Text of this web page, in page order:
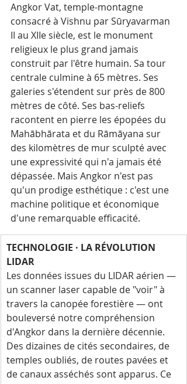
Angkor Vat, temple-montagne
consacré à Vishnu par Sūryavarman
II au XIIe siècle, est le monument
religieux le plus grand jamais
construit par l'être humain. Sa tour
centrale culmine à 65 mètres. Ses
galeries s'étendent sur près de 800
mètres de côté. Ses bas-reliefs
racontent en pierre les épopées du
Mahābhārata et du Rāmāyana sur
des kilomètres de mur sculpté avec
une expressivité qui n'a jamais été
dépassée. Mais Angkor n'est pas
qu'un prodige esthétique : c'est une
machine politique et économique
d'une remarquable efficacité.
TECHNOLOGIE · LA RÉVOLUTION
LIDAR
Les données issues du LIDAR aérien —
un scanner laser capable de "voir" à
travers la canopée forestière — ont
bouleversé notre compréhension
d'Angkor dans la dernière décennie.
Des dizaines de cités secondaires, de
temples oubliés, de routes pavées et
de canaux asséchés sont apparus. Ce